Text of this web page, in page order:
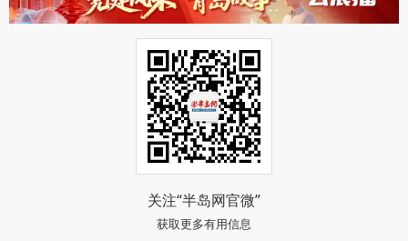
关注“半岛网官微”
获取更多有用信息